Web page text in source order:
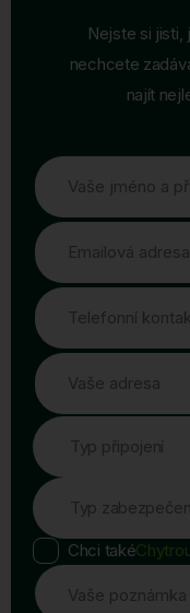
Nejste si jisti,
nechcete
najít
Vaše jméno a
Emailová adresa
Telefonní
Vaše adresa
Typ připojení
Typ
Chci také
Vaše